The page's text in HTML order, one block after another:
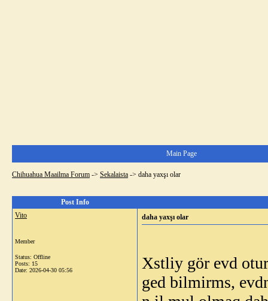
Main Page
Chihuahua Maailma Forum -> Sekalaista -> daha yaxşı olar
Post Info
Vito
Member
Status: Offline
Posts: 15
Date: 2026-04-30 05:56
daha yaxşı olar
Xstliy gör evd
ged bilmirms,